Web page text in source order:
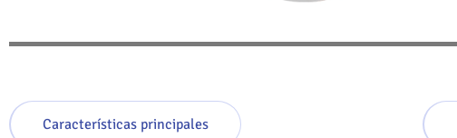
Características principales